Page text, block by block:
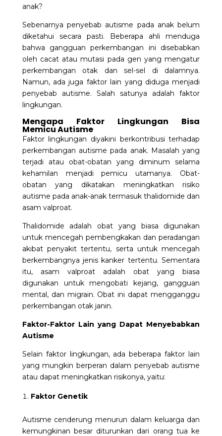
anak?
Sebenarnya penyebab autisme pada anak belum
diketahui secara pasti. Beberapa ahli menduga
bahwa gangguan perkembangan ini disebabkan
oleh cacat atau mutasi pada gen yang mengatur
perkembangan otak dan sel-sel di dalamnya.
Namun, ada juga faktor lain yang diduga menjadi
penyebab autisme. Salah satunya adalah faktor
lingkungan.
Mengapa Faktor Lingkungan Bisa
Memicu Autisme
Faktor lingkungan diyakini berkontribusi terhadap
perkembangan autisme pada anak. Masalah yang
terjadi atau obat-obatan yang diminum selama
kehamilan menjadi pemicu utamanya. Obat-
obatan yang dikatakan meningkatkan risiko
autisme pada anak-anak termasuk thalidomide dan
asam valproat.
Thalidomide adalah obat yang biasa digunakan
untuk mencegah pembengkakan dan peradangan
akibat penyakit tertentu, serta untuk mencegah
berkembangnya jenis kanker tertentu. Sementara
itu, asam valproat adalah obat yang biasa
digunakan untuk mengobati kejang, gangguan
mental, dan migrain. Obat ini dapat mengganggu
perkembangan otak janin.
Faktor-Faktor Lain yang Dapat Menyebabkan
Autisme
Selain faktor lingkungan, ada beberapa faktor lain
yang mungkin berperan dalam penyebab autisme
atau dapat meningkatkan risikonya, yaitu:
Faktor Genetik
Autisme cenderung menurun dalam keluarga dan
kemungkinan besar diturunkan dari orang tua ke